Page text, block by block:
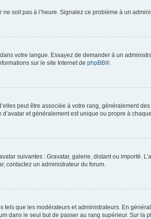
soit pas à l’heure. Signalez ce problème à un
votre langue. Essayez de demander à un
sur le site Internet de phpBB®.
peut être associée à votre rang, généralement
et généralement est unique ou propre à
suivantes : Gravatar, galerie, distant ou importé.
contactez un administrateur du forum.
que les modérateurs et administrateurs. En
dans le seul but de passer au rang supérieur. Sur la